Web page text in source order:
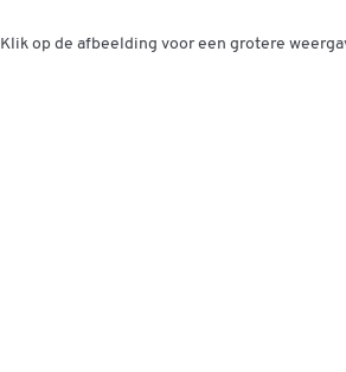
Klik op de afbeelding voor een grotere